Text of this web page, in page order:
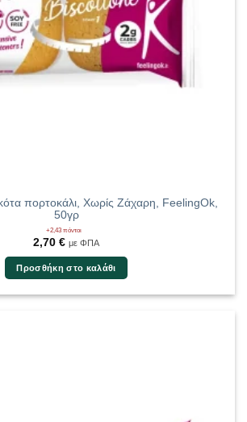
πορτοκάλι, Χωρίς Ζάχαρη, FeelingOk,
50γρ
+2,43 πόντοι
2,70 € με ΦΠΑ
Προσθήκη στο καλάθι